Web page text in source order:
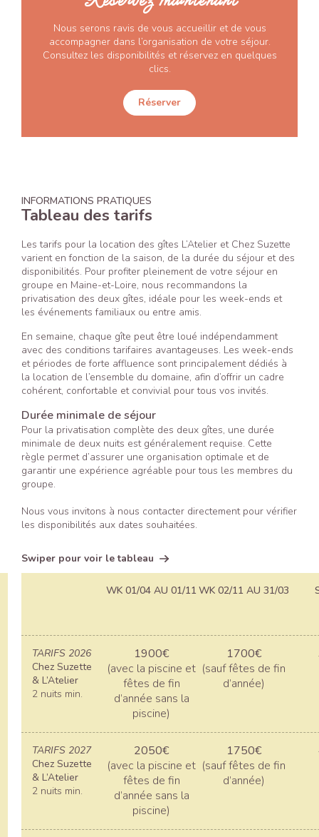
Nous serons ravis de vous accueillir et de vous
accompagner dans l’organisation de votre séjour.
Consultez les disponibilités et réservez en quelques
clics.
Réserver
INFORMATIONS PRATIQUES
Tableau des tarifs
Les tarifs pour la location des gîtes L’Atelier et Chez Suzette
varient en fonction de la saison, de la durée du séjour et des
disponibilités. Pour profiter pleinement de votre séjour en
groupe en Maine-et-Loire, nous recommandons la
privatisation des deux gîtes, idéale pour les week-ends et
les événements familiaux ou entre amis.
En semaine, chaque gîte peut être loué indépendamment
avec des conditions tarifaires avantageuses. Les week-ends
et périodes de forte affluence sont principalement dédiés à
la location de l’ensemble du domaine, afin d’offrir un cadre
cohérent, confortable et convivial pour tous vos invités.
Durée minimale de séjour
Pour la privatisation complète des deux gîtes, une durée
minimale de deux nuits est généralement requise. Cette
règle permet d’assurer une organisation optimale et de
garantir une expérience agréable pour tous les membres du
groupe.
Nous vous invitons à nous contacter directement pour vérifier
les disponibilités aux dates souhaitées.
Swiper pour voir le tableau
WK 01/04 AU 01/11 WK 02/11 AU 31/03
TARIFS 2026
Chez Suzette
& L’Atelier
2 nuits min.
1900€
(avec la piscine et
fêtes de fin
d’année sans la
piscine)
1700€
(sauf fêtes de fin
d’année)
TARIFS 2027
Chez Suzette
& L’Atelier
2 nuits min.
2050€
(avec la piscine et
fêtes de fin
d’année sans la
piscine)
1750€
(sauf fêtes de fin
d’année)